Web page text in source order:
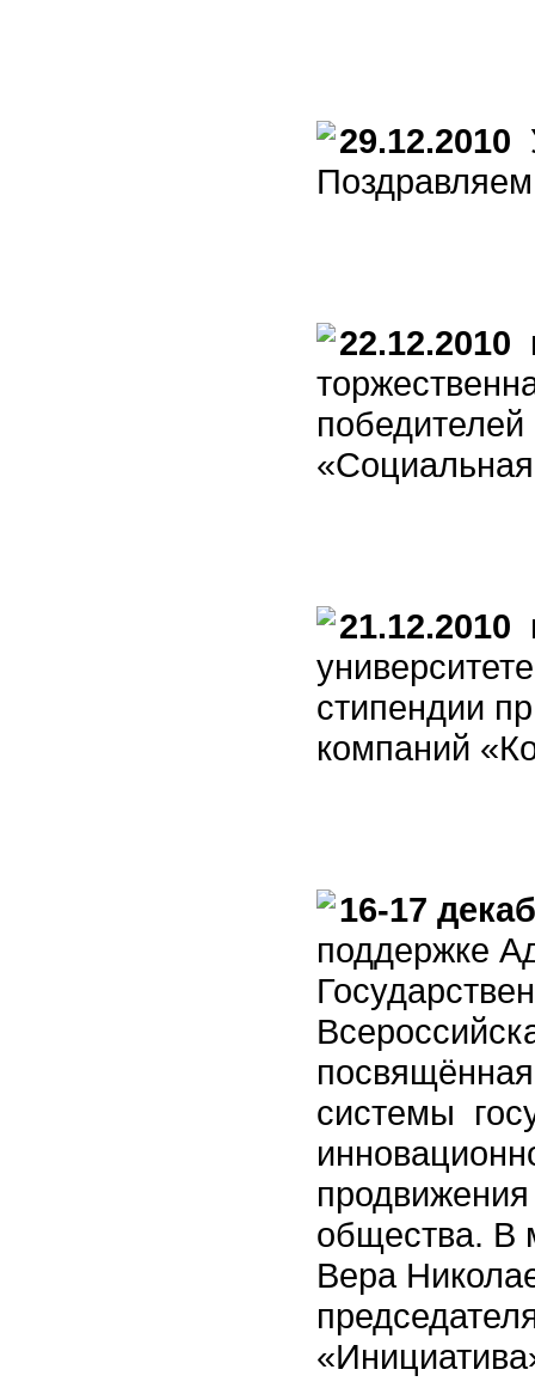
29.12.2010
22.12.2010
победителей
21.12.2010
стипендии
компаний
16-17
поддержке
системы
общества. В
Вера